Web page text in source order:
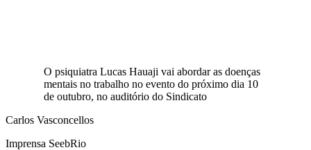
O psiquiatra Lucas Hauaji vai abordar as doenças
mentais no trabalho no evento do próximo dia 10
de outubro, no auditório do Sindicato
Carlos Vasconcellos
Imprensa SeebRio